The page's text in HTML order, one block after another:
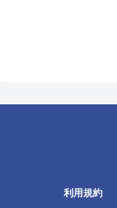
利用規約